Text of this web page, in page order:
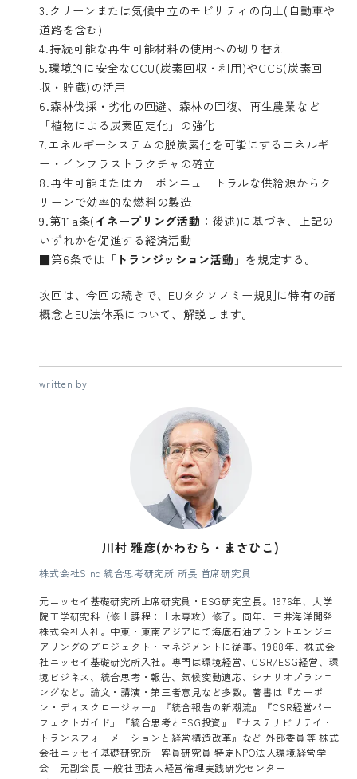
3.クリーンまたは気候中立のモビリティの向上(自動車や
道路を含む)
4.持続可能な再生可能材料の使用への切り替え
5.環境的に安全なCCU(炭素回収・利用)やCCS(炭素回
収・貯蔵)の活用
6.森林伐採・劣化の回避、森林の回復、再生農業など
「植物による炭素固定化」の強化
7.エネルギーシステムの脱炭素化を可能にするエネルギ
ー・インフラストラクチャの確立
8.再生可能またはカーボンニュートラルな供給源からク
リーンで効率的な燃料の製造
9.第11a条(イネーブリング活動 ：後述)に基づき、上記の
いずれかを促進する経済活動
■第6条では「 トランジッション活動 」を規定する。
次回は、今回の続きで、EUタクソノミー規則に特有の諸
概念とEU法体系について、解説します。
written by
川村 雅彦(かわむら・まさひこ)
株式会社Sinc 統合思考研究所 所長 首席研究員
元ニッセイ基礎研究所上席研究員・ESG研究室長。1976年、大学
院工学研究科（修士課程：土木専攻）修了。同年、三井海洋開発
株式会社入社。中東・東南アジアにて海底石油プラントエンジニ
アリングのプロジェクト・マネジメントに従事。1988年、株式会
社ニッセイ基礎研究所入社。専門は環境経営、CSR/ESG経営、環
境ビジネス、統合思考・報告、気候変動適応、シナリオプランニ
ングなど。論文・講演・第三者意見など多数。著書は『カーボ
ン・ディスクロージャー』『統合報告の新潮流』『CSR経営パー
フェクトガイド』『統合思考とESG投資』『サステナビリテイ・
トランスフォーメーションと経営構造改革』など 外部委員等 株式
会社ニッセイ基礎研究所 客員研究員 特定NPO法人環境経営学
会 元副会長 一般社団法人経営倫理実践研究センター